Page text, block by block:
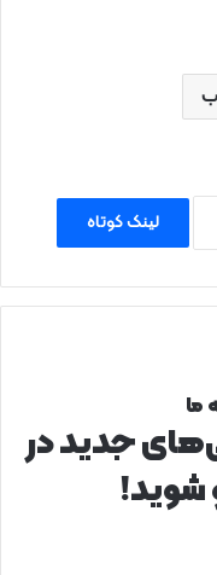
لینک کوتاه
ما
جدید در
شوید!